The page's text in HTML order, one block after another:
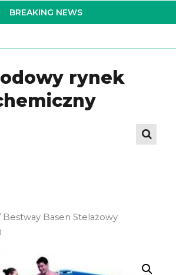
BREAKING NEWS
rynek
Bestway Basen Stelażowy